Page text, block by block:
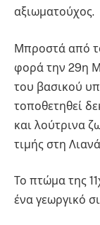
αξιωματούχος.
Μπροστά από
φορά την 29η
του βασικού
τοποθετηθεί
και λούτρινα
τιμής στη
Το πτώμα της
ένα γεωργικό